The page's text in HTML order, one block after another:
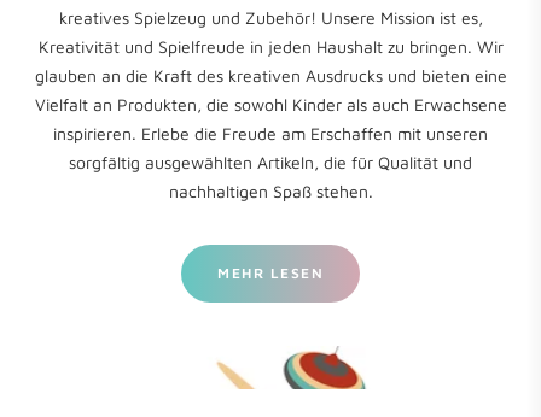
kreatives Spielzeug und Zubehör! Unsere Mission ist es,
Kreativität und Spielfreude in jeden Haushalt zu bringen. Wir
glauben an die Kraft des kreativen Ausdrucks und bieten eine
Vielfalt an Produkten, die sowohl Kinder als auch Erwachsene
inspirieren. Erlebe die Freude am Erschaffen mit unseren
sorgfältig ausgewählten Artikeln, die für Qualität und
nachhaltigen Spaß stehen.
MEHR LESEN